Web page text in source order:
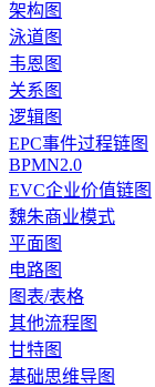
架构图
泳道图
韦恩图
关系图
逻辑图
EPC事件过程链图
BPMN2.0
EVC企业价值链图
魏朱商业模式
平面图
电路图
图表/表格
其他流程图
甘特图
基础思维导图